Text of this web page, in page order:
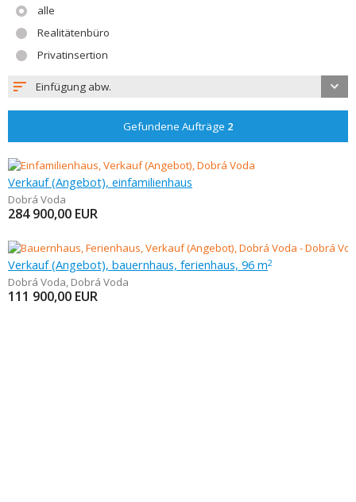
alle
Realitätenbüro
Privatinsertion
Einfügung abw.
Gefundene Aufträge 2
Verkauf (Angebot), einfamilienhaus
Dobrá Voda
284 900,00 EUR
Verkauf (Angebot), bauernhaus, ferienhaus, 96 m2
Dobrá Voda, Dobrá Voda
111 900,00 EUR